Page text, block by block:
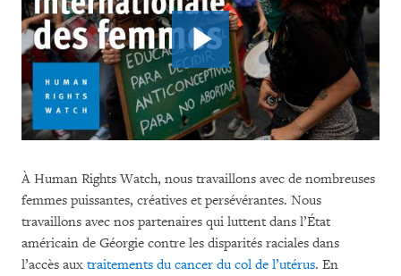
À Human Rights Watch, nous travaillons avec de nombreuses
femmes puissantes, créatives et persévérantes. Nous
travaillons avec nos partenaires qui luttent dans l’État
américain de Géorgie contre les disparités raciales dans
l’accès aux traitements du cancer du col de l’utérus. En